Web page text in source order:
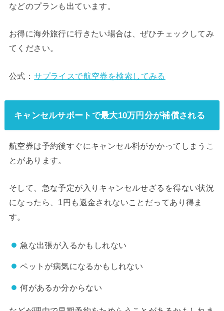
などのプランも出ています。
お得に海外旅行に行きたい場合は、ぜひチェックしてみ
てください。
公式： サプライスで航空券を検索してみる
キャンセルサポートで最大10万円分が補償される
航空券は予約後すぐにキャンセル料がかかってしまうこ
とがあります。
そして、急な予定が入りキャンセルせざるを得ない状況
になったら、1円も返金されないことだってあり得ま
す。
急な出張が入るかもしれない
ペットが病気になるかもしれない
何があるか分からない